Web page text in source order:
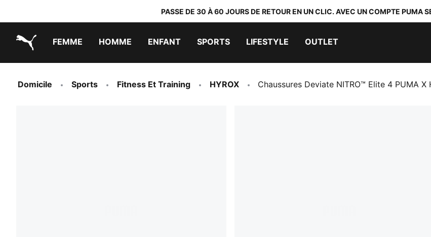
PASSE DE 30 À 60 JOURS DE RETOUR EN UN CLIC. AVEC UN COMPTE PUMA
FEMME HOMME ENFANT SPORTS LIFESTYLE OUTLET
Domicile Sports Fitness Et Training HYROX Chaussures Deviate NITRO™ Elite 4 PUMA X